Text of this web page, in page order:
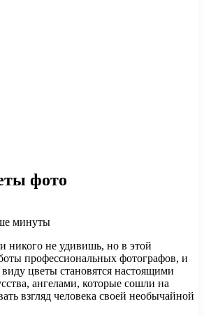
фото
минуты
никого не удивишь, но в этой
профессиональных фотографов, и
цветы становятся настоящими
ангелами, которые сошли на
взгляд человека своей необычайной